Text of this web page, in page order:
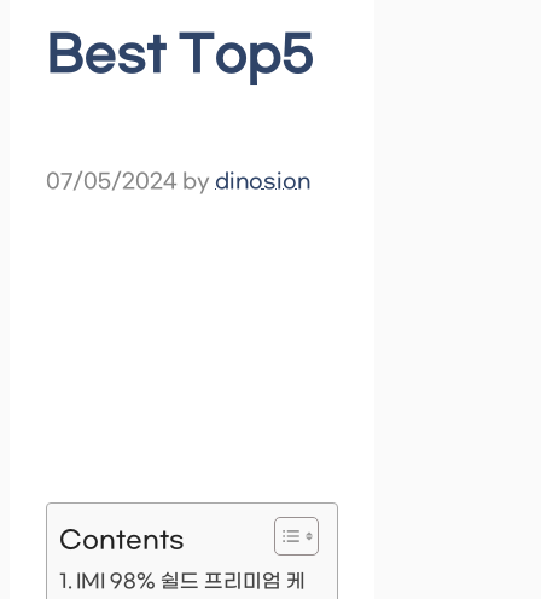
Best Top5
07/05/2024 by dinosion
Contents
IMI 98% 쉴드 프리미엄 케